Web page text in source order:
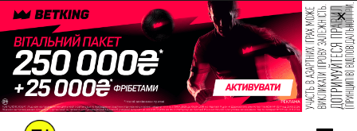
Користувачем, який не досяг 21-річного віку.
Твори Getty Images, що розміщені на сайті, не можуть
бути використані третіми особами без письмового
дозволу ТОВ «ГЛОБАЛ ІМІДЖЕС ЮКРЕЙН.
×